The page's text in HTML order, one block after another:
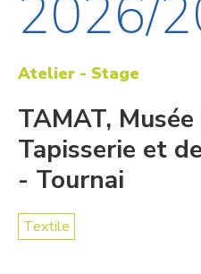
2026/
Atelier - Stage
TAMAT,
Tapisserie et
- Tournai
Textile